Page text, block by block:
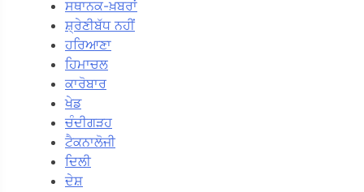
ਸਥਾਨਕ-ਖ਼ਬਰਾਂ
ਸ਼੍ਰੇਣੀਬੱਧ ਨਹੀਂ
ਹਰਿਆਣਾ
ਹਿਮਾਚਲ
ਕਾਰੋਬਾਰ
ਖੇਡ
ਚੰਦੀਗੜਹ
ਟੈਕਨਾਲੋਜੀ
ਦਿਲੀ
ਦੇਸ਼